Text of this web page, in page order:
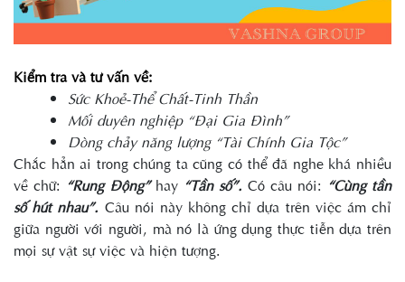
Kiểm tra và tư vấn về:
Sức Khoẻ-Thể Chất-Tinh Thần
Mối duyên nghiệp “Đại Gia Đình”
Dòng chảy năng lượng “Tài Chính Gia Tộc”
Chắc hẳn ai trong chúng ta cũng có thể đã nghe khá nhiều
về chữ: “Rung Động”hay “Tần số”. Có câu nói: “Cùng tần
số hút nhau”. Câu nói này không chỉ dựa trên việc ám chỉ
giữa người với người, mà nó là ứng dụng thực tiễn dựa trên
mọi sự vật sự việc và hiện tượng.